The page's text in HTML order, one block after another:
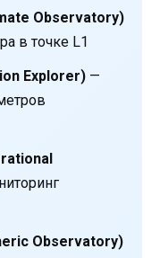
Observatory)
в точке L1
Explorer)—
Observatory)